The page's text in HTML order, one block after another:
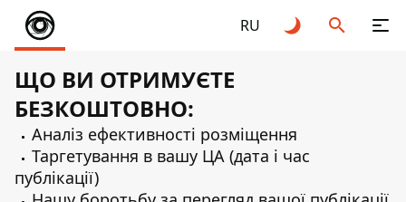
RU
ЩО ВИ ОТРИМУЄТЕ
БЕЗКОШТОВНО:
Аналіз ефективності розміщення
Таргетування в вашу ЦА (дата і час
публікації)